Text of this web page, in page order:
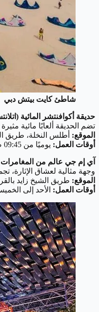
شاطئ كايت بيتش دبي
حديقة أكوافنتشر المائية
تضم الحديقة ألعابًا مائية
الموقع: أطلس النخلة، طريق
أوقات العمل: يوميًا من 09:45 صباحًا حتى 06:30 مساءً.
آي إم جي عالم من المغامرات
وجهة مثالية لعشاق الإثارة،
الموقع: طريق الشيخ زايد
أوقات العمل: الأحد إلى الخميس 12:00 مساءً – 10:00 مساءً، الجمعة والسبت 12:00 مساءً –